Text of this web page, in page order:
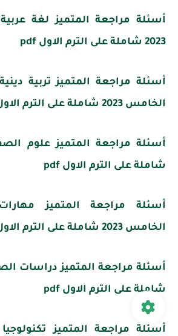
أسئلة مراجعة المتميز لغة
2023 شاملة على الترم الاول pdf
أسئلة مراجعة المتميز تربية
الخامس 2023 شاملة على الترم الاول pdf
شاملة على الترم الاول pdf
أسئلة مراجعة المتميز
الخامس 2023 شاملة على الترم الاول pdf
شاملة على الترم الاول pdf
أسئلة مراجعة المتميز